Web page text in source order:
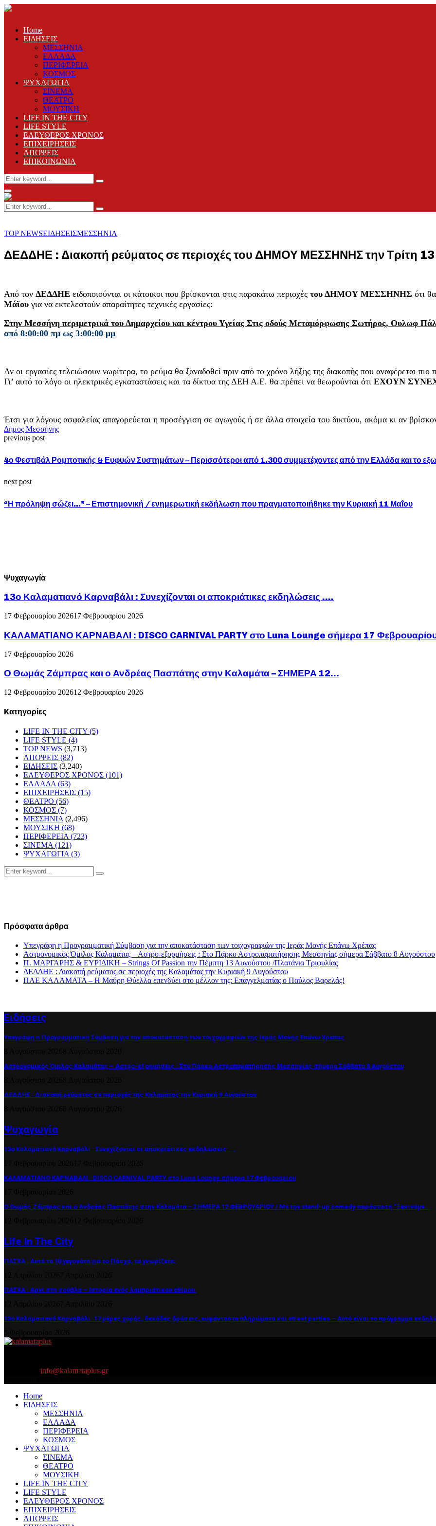
Home
ΕΙΔΗΣΕΙΣ
ΜΕΣΣΗΝΙΑ
ΕΛΛΑΔΑ
ΠΕΡΙΦΕΡΕΙΑ
ΚΟΣΜΟΣ
ΨΥΧΑΓΩΓΙΑ
ΣΙΝΕΜΑ
ΘΕΑΤΡΟ
ΜΟΥΣΙΚΗ
LIFE IN THE CITY
LIFE STYLE
ΕΛΕΥΘΕΡΟΣ ΧΡΟΝΟΣ
ΕΠΙΧΕΙΡΗΣΕΙΣ
ΑΠΟΨΕΙΣ
ΕΠΙΚΟΙΝΩΝΙΑ
Search
for:
Search
Primary
Menu
Search
for:
Search
TOP NEWSΕΙΔΗΣΕΙΣΜΕΣΣΗΝΙΑ
ΔΕΔΔΗΕ : Διακοπή ρεύματος σε περιοχές του ΔΗΜΟΥ ΜΕΣΣΗΝΗΣ την Τρίτη
Από τον ΔΕΔΔΗΕ ειδοποιούνται οι κάτοικοι που βρίσκονται στις παρακάτω περιοχές του ΔΗΜΟΥ ΜΕΣΣΗΝΗΣ ότι
Μάϊου για να εκτελεστούν απαραίτητες τεχνικές εργασίες:
Στην Μεσσήνη περιμετρικά του Δημαρχείου και κέντρου Υγείας Στις οδούς Μεταμόρφωσης Σωτήρος, Ουλωφ
από 8:00:00 πμ ως 3:00:00 μμ
Αν οι εργασίες τελειώσουν νωρίτερα, το ρεύμα θα ξαναδοθεί πριν από το χρόνο λήξης της διακοπής που αναφέρεται πιο
Γι’ αυτό το λόγο οι ηλεκτρικές εγκαταστάσεις και τα δίκτυα της ΔΕΗ Α.Ε. θα πρέπει να θεωρούνται ότι ΕΧΟΥΝ
Έτσι για λόγους ασφαλείας απαγορεύεται η προσέγγιση σε αγωγούς ή σε άλλα στοιχεία του δικτύου, ακόμα κι αν
Δήμος Μεσσήνης
previous post
4ο Φεστιβάλ Ρομποτικής & Ευφυών Συστημάτων – Περισσότεροι από 1.300 συμμετέχοντες από την Ελλάδα και το
next post
“Η πρόληψη σώζει…” – Επιστημονική / ενημερωτική εκδήλωση που πραγματοποιήθηκε την Κυριακή 11 Μαΐου
Ψυχαγωγία
13ο Καλαματιανό Καρναβάλι : Συνεχίζονται οι αποκριάτικες εκδηλώσεις ….
17 Φεβρουαρίου 202617 Φεβρουαρίου 2026
ΚΑΛΑΜΑΤΙΑΝΟ ΚΑΡΝΑΒΑΛΙ : DISCO CARNIVAL PARTY στο Luna Lounge σήμερα 17
17 Φεβρουαρίου 2026
Ο Θωμάς Ζάμπρας και ο Ανδρέας Πασπάτης στην Καλαμάτα – ΣΗΜΕΡΑ 12...
12 Φεβρουαρίου 202612 Φεβρουαρίου 2026
Kατηγορίες
LIFE IN THE CITY (5)
LIFE STYLE (4)
TOP NEWS (3,713)
ΑΠΟΨΕΙΣ (82)
ΕΙΔΗΣΕΙΣ (3,240)
ΕΛΕΥΘΕΡΟΣ ΧΡΟΝΟΣ (101)
ΕΛΛΑΔΑ (63)
ΕΠΙΧΕΙΡΗΣΕΙΣ (15)
ΘΕΑΤΡΟ (56)
ΚΟΣΜΟΣ (7)
ΜΕΣΣΗΝΙΑ (2,496)
ΜΟΥΣΙΚΗ (68)
ΠΕΡΙΦΕΡΕΙΑ (723)
ΣΙΝΕΜΑ (121)
ΨΥΧΑΓΩΓΙΑ (3)
Search
for:
Search
Πρόσφατα άρθρα
Υπεγράφη η Προγραμματική Σύμβαση για την αποκατάσταση των τοιχογραφιών της Ιεράς Μονής Επάνω Χρέπας
Αστρονομικός Όμιλος Καλαμάτας – Αστρο-εξορμήσεις : Στο Πάρκο Αστροπαρατήρησης Μεσσηνίας σήμερα Σάββατο 8 Αυγούστου
Π. ΜΑΡΓΑΡΗΣ & ΕΥΡΙΔΙΚΗ – Strings Of Passion την Πέμπτη 13 Αυγούστου /Πλατάνια Τριφυλίας
ΔΕΔΔΗΕ : Διακοπή ρεύματος σε περιοχές της Καλαμάτας την Κυριακή 9 Αυγούστου
ΠΑΕ ΚΑΛΑΜΑΤΑ – Η Μαύρη Θύελλα επενδύει στο μέλλον της: Επαγγελματίας ο Παύλος Βαρελάς!
Ειδήσεις
Υπεγράφη η Προγραμματική Σύμβαση για την αποκατάσταση των τοιχογραφιών της Ιεράς Μονής Επάνω Χρέπας
Αστρονομικός Όμιλος Καλαμάτας – Αστρο-εξορμήσεις : Στο Πάρκο Αστροπαρατήρησης Μεσσηνίας σήμερα Σάββατο 8 Αυγούστου
ΔΕΔΔΗΕ : Διακοπή ρεύματος σε περιοχές της Καλαμάτας την Κυριακή 9 Αυγούστου
Ψυχαγωγία
13ο Καλαματιανό Καρναβάλι : Συνεχίζονται οι αποκριάτικες εκδηλώσεις ….
ΚΑΛΑΜΑΤΙΑΝΟ ΚΑΡΝΑΒΑΛΙ : DISCO CARNIVAL PARTY στο Luna Lounge σήμερα 17 Φεβρουαρίου
Ο Θωμάς Ζάμπρας και ο Ανδρέας Πασπάτης στην Καλαμάτα – ΣΗΜΕΡΑ 12 ΦΕΒΡΟΥΑΡΙΟΥ / Με την stand-up comedy παράσταση “Ξεκινάμε...
Life In The City
ΠΑΣΧΑ : Αυτά τα 10 γεγονότα για το Πάσχα, τα γνωρίζετε;
ΠΑΣΧΑ : Αρνί στη σούβλα – Ιστορία ενός λαμπριάτικου εθίμου.
13ο Καλαματιανό Καρναβάλι: 17 μέρες χορός, δεκάδες δράσεις, ευφάνταστα πληρώματα και street parties – Αυτό είναι το πρόγραμμα
info@kalamataplus.gr
Home
ΕΙΔΗΣΕΙΣ
ΜΕΣΣΗΝΙΑ
ΕΛΛΑΔΑ
ΠΕΡΙΦΕΡΕΙΑ
ΚΟΣΜΟΣ
ΨΥΧΑΓΩΓΙΑ
ΣΙΝΕΜΑ
ΘΕΑΤΡΟ
ΜΟΥΣΙΚΗ
LIFE IN THE CITY
LIFE STYLE
ΕΛΕΥΘΕΡΟΣ ΧΡΟΝΟΣ
ΕΠΙΧΕΙΡΗΣΕΙΣ
ΑΠΟΨΕΙΣ